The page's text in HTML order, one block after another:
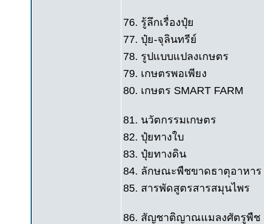
76. รู้ลึกเรื่องปุ๋ย
77. ปุ๋ย-จุลินทรีย์
78. รูปแบบแปลงเกษตร
79. เกษตรพอเพียง
80. เกษตร SMART FARM
81. นวัตกรรมเกษตร
82. ปุ๋ยทางใบ
83. ปุ๋ยทางดิน
84. ลักษณะพืชขาดธาตุอาหาร
85. สารพัดสูตรสารสมุนไพร
86. สัญชาติญาณแมลงศัตรูพืช